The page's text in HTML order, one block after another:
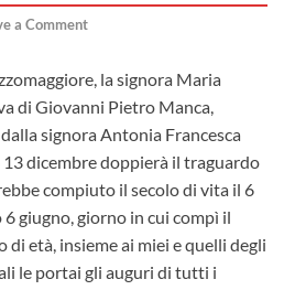
a Comment
la signora Maria
di Giovanni Pietro Manca,
signora Antonia Francesca
13 dicembre doppierà il traguardo
compiuto il secolo di vita il 6
giugno, giorno in cui compì il
di età, insieme ai miei e quelli degli
le portai gli auguri di tutti i